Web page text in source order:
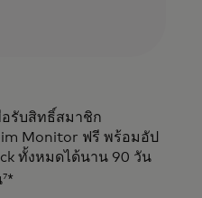
อรับสิทธิ์สมาชิก
Monitor ฟรี พร้อมอัป
ทั้งหมดได้นาน 90 วัน
7*